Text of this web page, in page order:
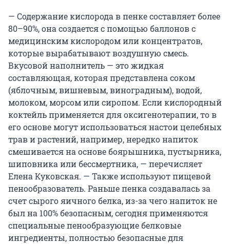
— Содержание кислорода в пенке составляет более
80–90%, она создается с помощью баллонов с
медицинским кислородом или концентратов,
которые вырабатывают воздушную смесь.
Вкусовой наполнитель — это жидкая
составляющая, которая представлена соком
(яблочным, вишневым, виноградным), водой,
молоком, морсом или сиропом. Если кислородный
коктейль применяется для оксигенотерапии, то в
его основе могут использоваться настои целебных
трав и растений, например, нередко напиток
смешивается на основе боярышника, пустырника,
шиповника или бессмертника, — перечисляет
Елена Куковская. — Также используют пищевой
пенообразователь. Раньше пенка создавалась за
счет сырого яичного белка, из-за чего напиток не
был на 100% безопасным, сегодня применяются
специальные пенообразующие белковые
ингредиенты, полностью безопасные для